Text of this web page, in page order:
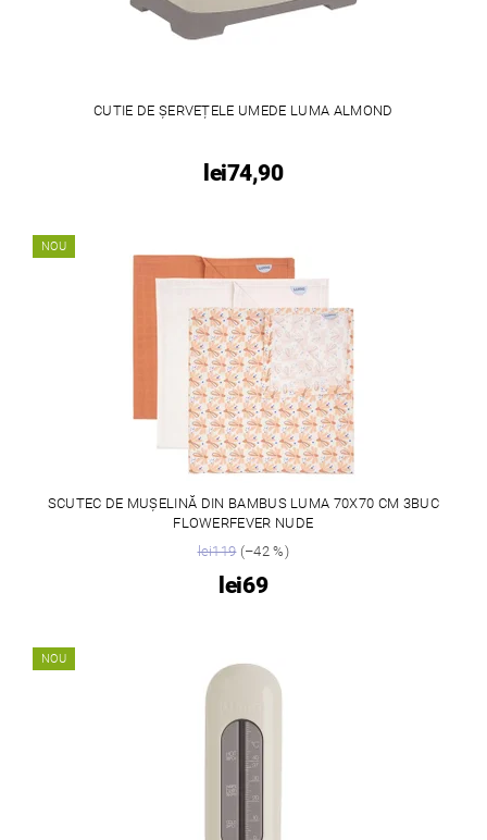
CUTIE DE ȘERVEȚELE UMEDE LUMA ALMOND
lei74,90
NOU
SCUTEC DE MUȘELINĂ DIN BAMBUS LUMA 70X70 CM 3BUC
FLOWERFEVER NUDE
lei119(–42 %)
lei69
NOU